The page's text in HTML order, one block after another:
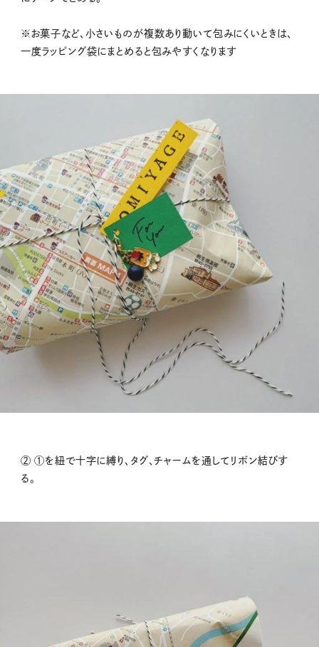
※お菓子など、小さいものが複数あり動いて包みにくいときは、
一度ラッピング袋にまとめると包みやすくなります
② ①を紐で十字に縛り、タグ、チャームを通してリボン結びす
る。